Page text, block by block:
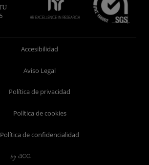
Accesibilidad
Aviso Legal
Política de privacidad
Política de cookies
Política de confidencialidad